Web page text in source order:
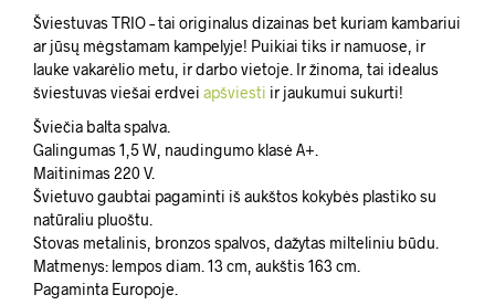
Šviestuvas TRIO – tai originalus dizainas bet kuriam kambariui
ar jūsų mėgstamam kampelyje! Puikiai tiks ir namuose, ir
lauke vakarėlio metu, ir darbo vietoje. Ir žinoma, tai idealus
šviestuvas viešai erdvei apšviesti ir jaukumui sukurti!
Šviečia balta spalva.
Galingumas 1,5 W, naudingumo klasė A+.
Maitinimas 220 V.
Švietuvo gaubtai pagaminti iš aukštos kokybės plastiko su
natūraliu pluoštu.
Stovas metalinis, bronzos spalvos, dažytas milteliniu būdu.
Matmenys: lempos diam. 13 cm, aukštis 163 cm.
Pagaminta Europoje.